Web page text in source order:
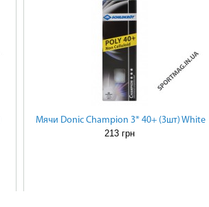
Мячи Donic Champion 3* 40+ (3шт) White
213 грн